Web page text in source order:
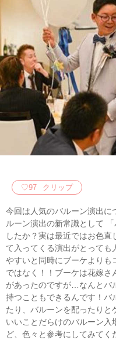
♡97 クリップ
今回は人気のバルーン演出に
ルーン演出の新常識として
したか？実は最近ではお色
て入ってくる演出がとって
やすいと同時にブーケよりも
ではなく！！ブーケは花嫁さ
があったのですが…なんとバ
持つこともできるんです！バ
たり、バルーンを配ったりと
いいことだらけのバルーン入
ど、色々と参考にしてみてく